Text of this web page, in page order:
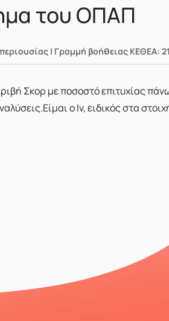
του ΟΠΑΠ
| Γραμμή βοήθειας ΚΕΘΕΑ:
Σκορ με ποσοστό επιτυχίας
ο lv, ειδικός στα